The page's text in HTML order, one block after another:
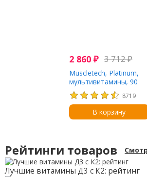
2 860 ₽ 3 712₽
Muscletech, Platinum,
мультивитамины, 90
таблеток
8719
В корзину
Рейтинги товаров
Лучшие витамины Д3 с К2: рейтинг